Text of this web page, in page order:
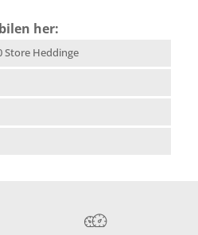
her:
Store Heddinge